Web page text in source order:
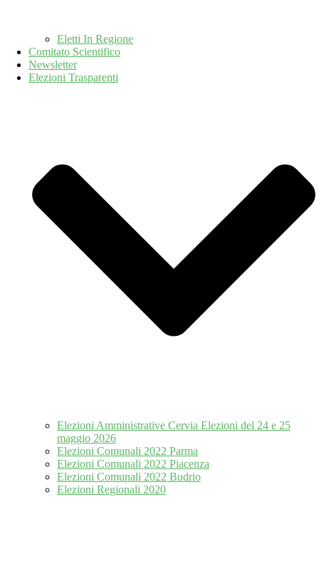
Eletti In Regione
Comitato Scientifico
Newsletter
Elezioni Trasparenti
Elezioni Amministrative Cervia Elezioni del 24 e 25
maggio 2026
Elezioni Comunali 2022 Parma
Elezioni Comunali 2022 Piacenza
Elezioni Comunali 2022 Budrio
Elezioni Regionali 2020